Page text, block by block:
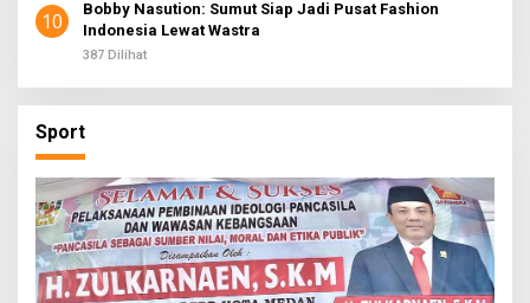
10
Bobby Nasution: Sumut Siap Jadi Pusat Fashion
Indonesia Lewat Wastra
387 Dilihat
Sport